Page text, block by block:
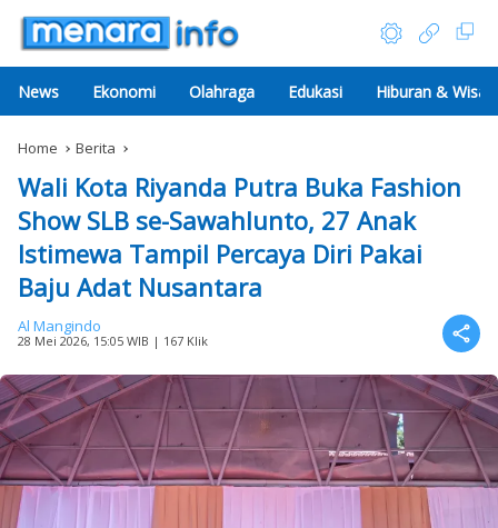
News Ekonomi Olahraga Edukasi Hiburan &
Home Berita
Wali Kota Riyanda Putra Buka Fashion
Show SLB se-Sawahlunto, 27 Anak
Istimewa Tampil Percaya Diri Pakai
Baju Adat Nusantara
Al Mangindo
28 Mei 2026, 15:05 WIB | 167 Klik